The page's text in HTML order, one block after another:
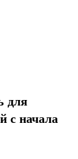
для
с начала